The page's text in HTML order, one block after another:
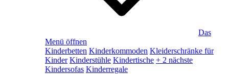
Das
Menü öffnen
Kinderbetten Kinderkommoden Kleiderschränke für
Kinder Kinderstühle Kindertische + 2 nächste
Kindersofas Kinderregale